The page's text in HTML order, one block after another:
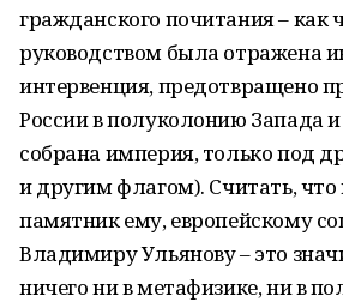
гражданского почитания – как
руководством была отражена
интервенция, предотвращено
России в полуколонию Запада
собрана империя, только под
и другим флагом). Считать, что
памятник ему, европейскому
Владимиру Ульянову – это
ничего ни в метафизике, ни в